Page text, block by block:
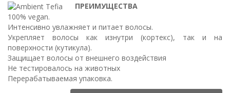
ПРЕИМУЩЕСТВА
100% vegan.
Интенсивно увлажняет и питает волосы.
Укрепляет волосы как изнутри (кортекс), так и на
поверхности (кутикула).
Защищает волосы от внешнего воздействия
Не тестировалось на животных
Перерабатываемая упаковка.